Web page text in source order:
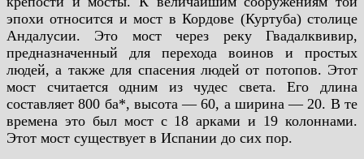
эпохи относится и мост в Кордове (Куртуба) столице
Андалусии. Это мост через реку Гвадалквивир,
предназначенный для перехода воинов и простых
людей, а также для спасения людейот потопов. Этот
мост считается одним из чудес света. Его длина
составляет 800 ба*, высота — 60, а ширина — 20. В те
времена это был мост с 18 арками и 19 колоннами.
Этот мост существует в Испании до сих пор.